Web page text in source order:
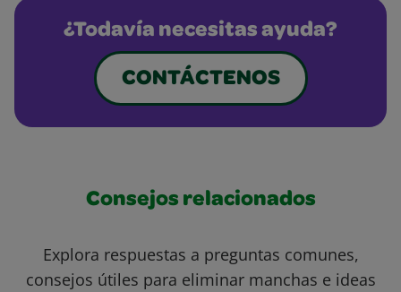
¿Todavía necesitas ayuda?
CONTÁCTENOS
Consejos relacionados
Explora respuestas a preguntas comunes,
consejos útiles para eliminar manchas e ideas